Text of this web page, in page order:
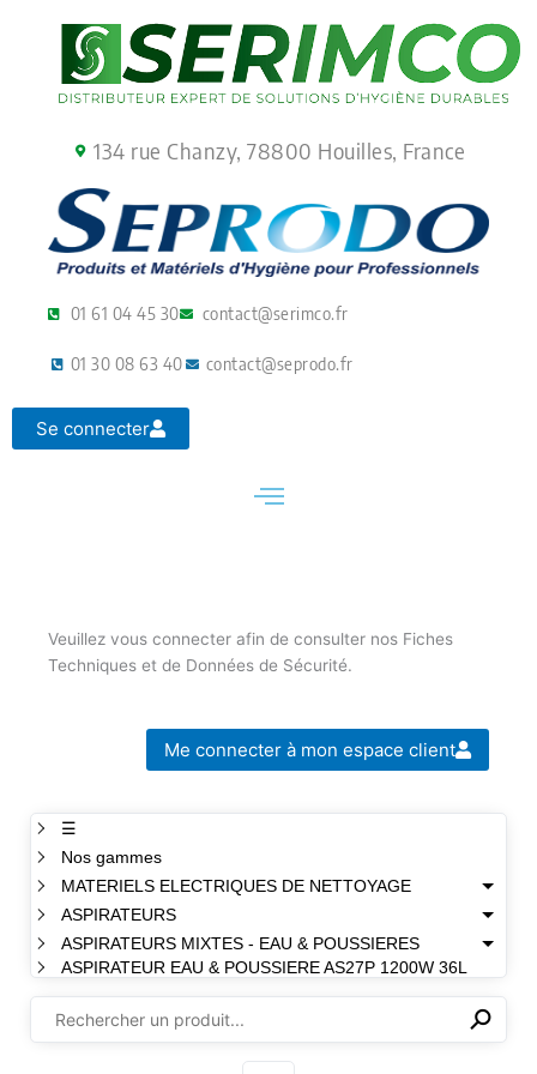
134 rue Chanzy, 78800 Houilles, France
01 61 04 45 30 contact@serimco.fr
01 30 08 63 40 contact@seprodo.fr
Se connecter
Veuillez vous connecter afin de consulter nos Fiches
Techniques et de Données de Sécurité.
Me connecter à mon espace client
☰
Nos gammes
MATERIELS ELECTRIQUES DE NETTOYAGE
ASPIRATEURS
ASPIRATEURS MIXTES - EAU & POUSSIERES
ASPIRATEUR EAU & POUSSIERE AS27P 1200W 36L
⚲